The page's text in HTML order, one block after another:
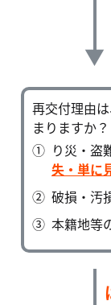
再交付理由
まりますか？
り災・盗
失・単に
破損・汚
本籍地等